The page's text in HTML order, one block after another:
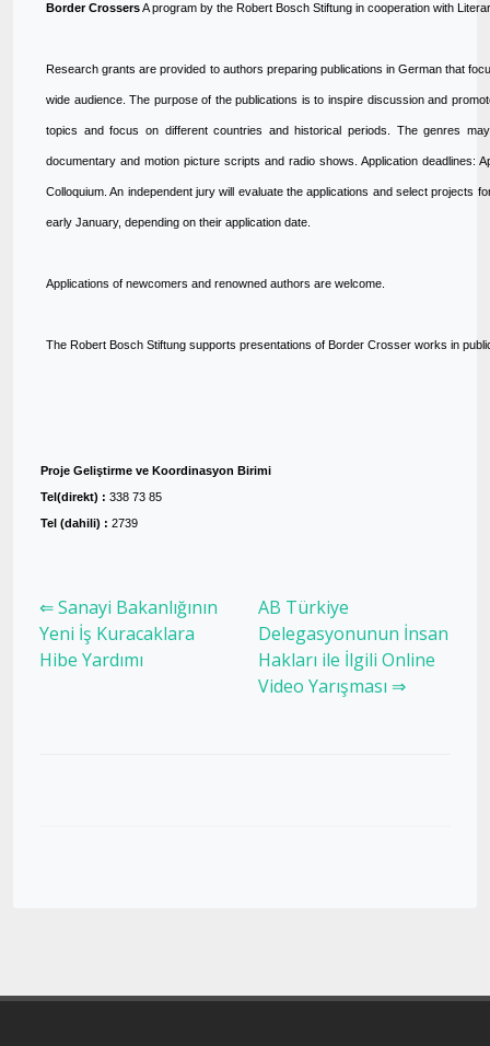
Border CrossersA program by the Robert Bosch Stiftung in cooperation with
Research grants are provided to authors preparing publications in German that
wide audience. The purpose of the publications is to inspire discussion and
topics and focus on different countries and historical periods. The genres
documentary and motion picture scripts and radio shows. Application deadlines:
Colloquium. An independent jury will evaluate the applications and select projects
early January, depending on their application date.
Applications of newcomers and renowned authors are welcome.
The Robert Bosch Stiftung supports presentations of Border Crosser works in
Proje Geliştirme ve Koordinasyon Birimi
Tel(direkt) : 338 73 85
Tel (dahili) : 2739
⇐ Sanayi Bakanlığının
Yeni İş Kuracaklara
Hibe Yardımı
AB Türkiye
Delegasyonunun İnsan
Hakları ile İlgili Online
Video Yarışması ⇒